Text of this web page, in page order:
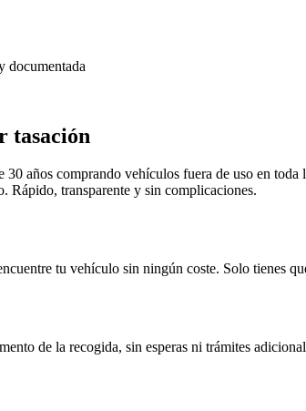
documentada
tasación
30 años comprando vehículos fuera de uso en
Rápido, transparente y sin complicaciones.
tu vehículo sin ningún coste. Solo tienes
de la recogida, sin esperas ni trámites